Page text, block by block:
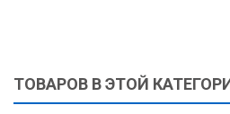
ТОВАРОВ В ЭТОЙ